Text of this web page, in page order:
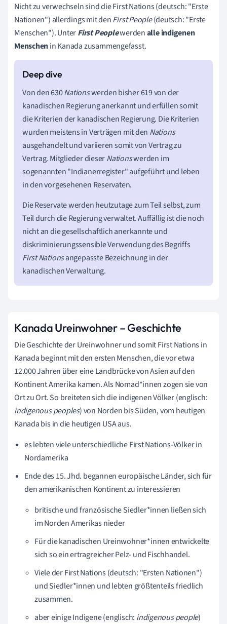
Nicht zu verwechseln sind die First Nations (deutsch: "Erste
Nationen") allerdings mit denFirst People(deutsch: "Erste
Menschen"). UnterFirstPeoplewerdenalleindigenen
Menschenin Kanada zusammengefasst.
Von den 630Nationswerden bisher 619 von der
kanadischen Regierung anerkannt und erfüllen somit
die Kriterien der kanadischen Regierung. Die Kriterien
wurden meistens in Verträgen mit den Nations
ausgehandelt und variieren somit von Vertrag zu
Vertrag. Mitglieder dieserNationswerden im
sogenannten "Indianerregister" aufgeführt und leben
in den vorgesehenen Reservaten.
Die Reservate werden heutzutage zum Teil selbst, zum
Teil durch die Regierung verwaltet. Auffällig ist die noch
nicht an die gesellschaftlich anerkannte und
diskriminierungssensible Verwendung des Begriffs
First Nationsangepasste Bezeichnung in der
kanadischen Verwaltung.
Kanada Ureinwohner – Geschichte
Die Geschichte der Ureinwohner und somit First Nations in
Kanada beginnt mit den ersten Menschen, die vor etwa
12.000 Jahren über eine Landbrücke von Asien auf den
Kontinent Amerika kamen. Als Nomad*innen zogen sie von
Ort zu Ort. So breiteten sich die indigenen Völker (englisch:
indigenous peoples) von Norden bis Süden, vom heutigen
Kanada bis in die heutigen USA aus.
es lebten viele unterschiedliche First Nations-Völker in
Nordamerika
Ende des 15. Jhd. beganneneuropäische Länder, sich für
den amerikanischen Kontinent zu interessieren
britische und französische Siedler*innen ließen sich
im Norden Amerikas nieder
Für die kanadischen Ureinwohner*innen entwickelte
sich so ein ertragreicher Pelz- und Fischhandel.
Viele der First Nations (deutsch: "Ersten Nationen")
und Siedler*innen und lebten größtenteils friedlich
zusammen.
aber einige Indigene (englisch: indigenous people)